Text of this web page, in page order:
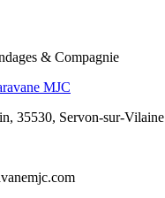
& Compagnie
MJC
35530, Servon-sur-Vilaine